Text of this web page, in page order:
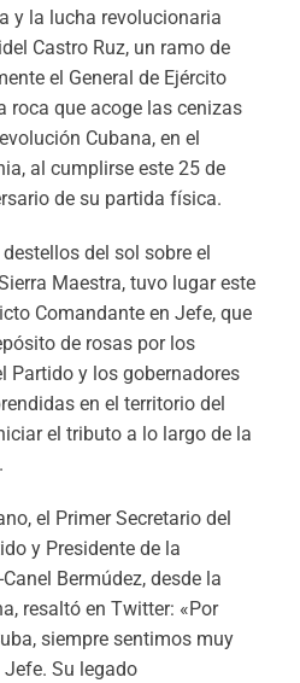
y la lucha revolucionaria
Castro Ruz, un ramo de
el General de Ejército
roca que acoge las cenizas
Cubana, en el
al cumplirse este 25 de
de su partida física.
del sol sobre el
Maestra, tuvo lugar este
Comandante en Jefe, que
de rosas por los
Partido y los gobernadores
en el territorio del
el tributo a lo largo de la
el Primer Secretario del
y Presidente de la
Bermúdez, desde la
resaltó en Twitter: «Por
siempre sentimos muy
Su legado
Díaz-
China
sentido
logro en